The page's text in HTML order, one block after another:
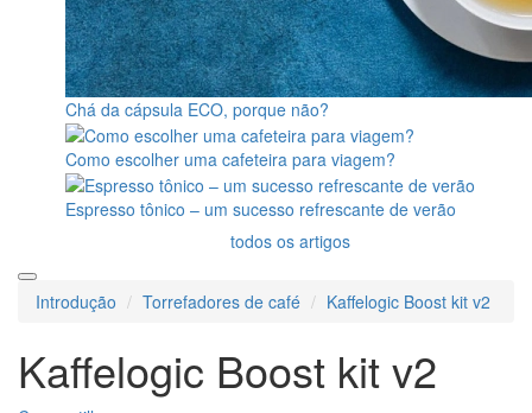
Chá da cápsula ECO, porque não?
Como escolher uma cafeteira para viagem?
Espresso tônico – um sucesso refrescante de verão
todos os artigos
Introdução Torrefadores de café Kaffelogic Boost kit v2
Kaffelogic Boost kit v2